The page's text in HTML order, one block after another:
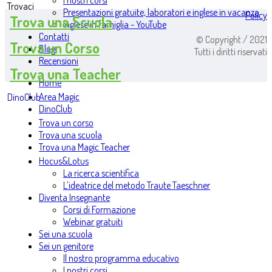
Presentazioni gratuite, laboratori e inglese in vacanza
Inglese in famiglia - YouTube
Contatti
Blog
Recensioni
Home
Area Magic
DinoClub
Trova un corso
Trova una scuola
Trova una Magic Teacher
Hocus&Lotus
La ricerca scientifica
L’ideatrice del metodo Traute Taeschner
Diventa Insegnante
Corsi di Formazione
Webinar gratuiti
Sei una scuola
Sei un genitore
Il nostro programma educativo
Trovaci
Trova una Scuola
Trova un Corso
Trova una Teacher
DinoClub
Policy
© Copyright / 2021
Tutti i diritti riservati